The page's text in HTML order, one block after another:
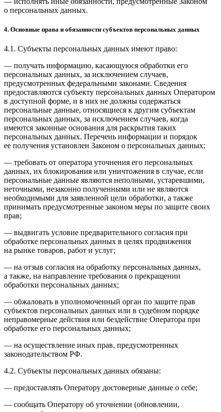
о персональных данных.
4. Основные права и обязанности субъектов персональных данных
4.1. Субъекты персональных данных имеют право:
— получать информацию, касающуюся обработки его
персональных данных, за исключением случаев,
предусмотренных федеральными законами. Сведения
предоставляются субъекту персональных данных Оператором
в доступной форме, и в них не должны содержаться
персональные данные, относящиеся к другим субъектам
персональных данных, за исключением случаев, когда
имеются законные основания для раскрытия таких
персональных данных. Перечень информации и порядок
ее получения установлен Законом о персональных данных;
— требовать от оператора уточнения его персональных
данных, их блокирования или уничтожения в случае, если
персональные данные являются неполными, устаревшими,
неточными, незаконно полученными или не являются
необходимыми для заявленной цели обработки, а также
принимать предусмотренные законом меры по защите своих
прав;
— выдвигать условие предварительного согласия при
обработке персональных данных в целях продвижения
на рынке товаров, работ и услуг;
— на отзыв согласия на обработку персональных данных,
а также, на направление требования о прекращении
обработки персональных данных;
— обжаловать в уполномоченный орган по защите прав
субъектов персональных данных или в судебном порядке
неправомерные действия или бездействие Оператора при
обработке его персональных данных;
— на осуществление иных прав, предусмотренных
законодательством РФ.
4.2. Субъекты персональных данных обязаны:
— предоставлять Оператору достоверные данные о себе;
— сообщать Оператору об уточнении (обновлении,